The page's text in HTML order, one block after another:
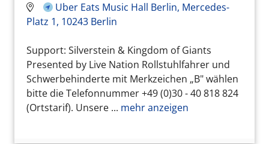
Uber Eats Music Hall Berlin, Mercedes-
Platz 1, 10243 Berlin
Support: Silverstein & Kingdom of Giants
Presented by Live Nation Rollstuhlfahrer und
Schwerbehinderte mit Merkzeichen „B" wählen
bitte die Telefonnummer +49 (0)30 - 40 818 824
(Ortstarif). Unsere ... mehr anzeigen